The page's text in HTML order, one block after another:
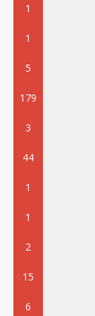
1
1
5
179
3
44
1
1
2
15
6